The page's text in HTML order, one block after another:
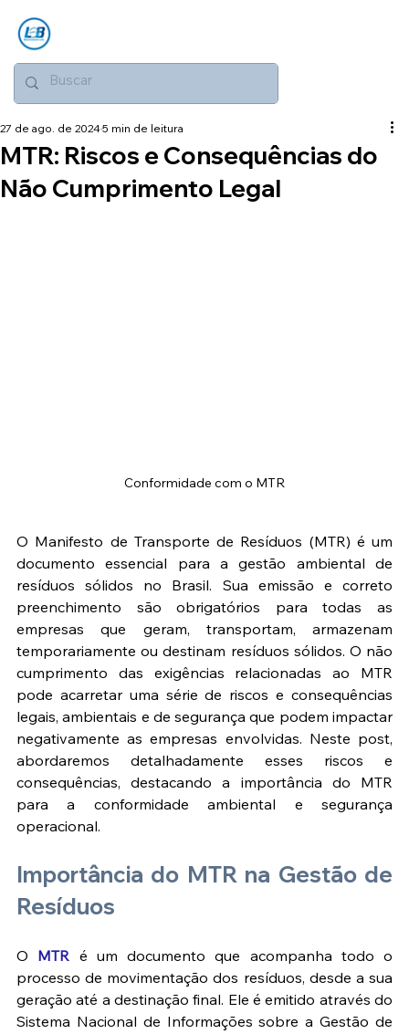
MTR: Riscos e Consequências do
Não Cumprimento Legal
27 de ago. de 20245 min de leitura
Conformidade com o MTR
O Manifesto de Transporte de Resíduos (MTR) é um
documento essencial para a gestão ambiental de
resíduos sólidos no Brasil. Sua emissão e correto
preenchimento são obrigatórios para todas as
empresas que geram, transportam, armazenam
temporariamente ou destinam resíduos sólidos. O não
cumprimento das exigências relacionadas ao MTR
pode acarretar uma série de riscos e consequências
legais, ambientais e de segurança que podem impactar
negativamente as empresas envolvidas. Neste post,
abordaremos detalhadamente esses riscos e
consequências, destacando a importância do MTR
para a conformidade ambiental e segurança
operacional.
Importância do MTR na Gestão de
Resíduos
O MTR é um documento que acompanha todo o
processo de movimentação dos resíduos, desde a sua
geração até a destinação final. Ele é emitido através do
Sistema Nacional de Informações sobre a Gestão de